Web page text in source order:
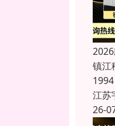
镇江
江苏
26-